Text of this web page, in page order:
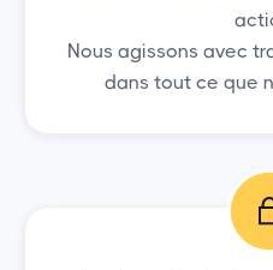
Nous agissons avec
dans tout ce que